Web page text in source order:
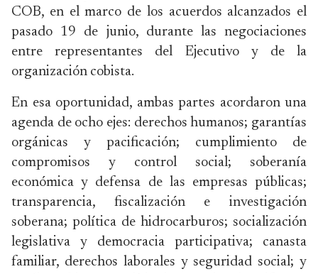
COB, en el marco de los acuerdos alcanzados el
pasado 19 de junio, durante las negociaciones
entre representantes del Ejecutivo y de la
organización cobista.
En esa oportunidad, ambas partes acordaron una
agenda de ocho ejes: derechos humanos; garantías
orgánicas y pacificación; cumplimiento de
compromisos y control social; soberanía
económica y defensa de las empresas públicas;
transparencia, fiscalización e investigación
soberana; política de hidrocarburos; socialización
legislativa y democracia participativa; canasta
familiar, derechos laborales y seguridad social; y